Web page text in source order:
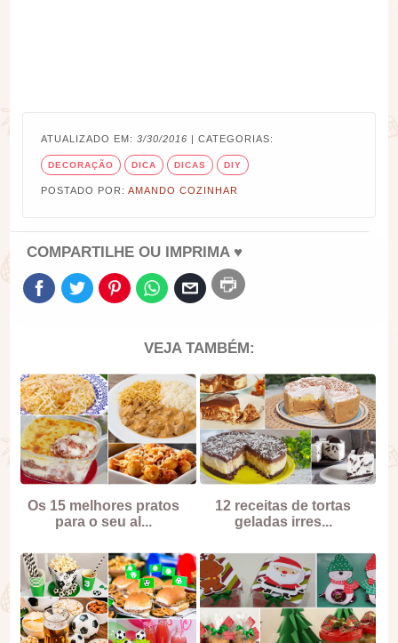
ATUALIZADO EM:3/30/2016 | CATEGORIAS:
DECORAÇÃO DICA DICAS DIY
POSTADO POR:AMANDO COZINHAR
COMPARTILHE OU IMPRIMA ♥
VEJA TAMBÉM:
Os 15 melhores pratos
para o seu al...
12 receitas de tortas
geladas irres...